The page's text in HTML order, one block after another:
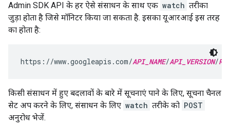
Admin SDK API के हर ऐसे संसाधन के साथ एक watch तरीका
जुड़ा होता है जिसे मॉनिटर किया जा सकता है. इसका यूआरआई इस तरह
का होता है:
https://www.googleapis.com/API_NAME/API_VERSION/
किसी संसाधन में हुए बदलावों के बारे में सूचनाएं पाने के लिए, सूचना चैनल
सेट अप करने के लिए, संसाधन के लिए watch तरीके को POST
अनुरोध भेजें.